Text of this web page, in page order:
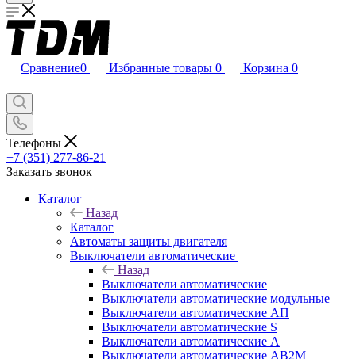
Сравнение0 Избранные товары 0 Корзина 0
Телефоны
+7 (351) 277-86-21
Заказать звонок
Каталог
Назад
Каталог
Автоматы защиты двигателя
Выключатели автоматические
Назад
Выключатели автоматические
Выключатели автоматические модульные
Выключатели автоматические АП
Выключатели автоматические S
Выключатели автоматические А
Выключатели автоматические АВ2М